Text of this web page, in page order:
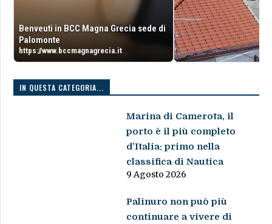
Benveuti in BCC Magna Grecia sede di
Palomonte
https://www.bccmagnagrecia.it
IN QUESTA CATEGORIA...
Marina di Camerota, il
porto è il più completo
d’Italia: primo nella
classifica di Nautica
9 Agosto 2026
Palinuro non può più
continuare a vivere di